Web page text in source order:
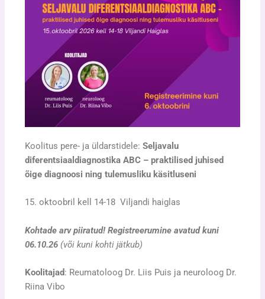
Koolitus pere- ja üldarstidele:Seljavalu
diferentsiaaldiagnostika ABC – praktilised juhised
õige diagnoosi ning tulemusliku käsitluseni
15. oktoobril kell 14-18 Viljandi haiglas
Kohtade arv piiratud! Registreerumine avatud kuni
06.10.26 (või kuni kohti jätkub)
Koolitajad: Reumatoloog Dr. Liis Puis ja neuroloog Dr.
Riina Vibo